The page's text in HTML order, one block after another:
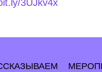
3UJkv4x